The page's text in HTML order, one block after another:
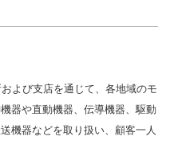
よび支店を通じて、各地域のモ
器や直動機器、伝導機器、駆動
機器などを取り扱い、顧客一人